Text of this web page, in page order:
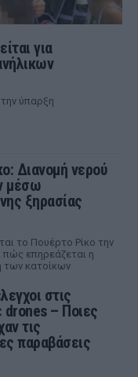
για
ύπαρξη
Διανομή νερού
μέσω
ξηρασίας
το Πουέρτο Ρίκο την
πώς επηρεάζεται η
των κατοίκων
στις
drones – Ποιες
τις
παραβάσεις